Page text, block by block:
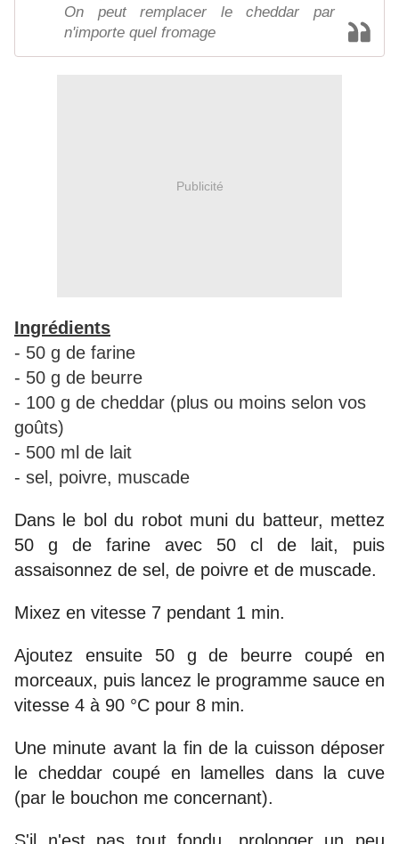
On peut remplacer le cheddar par
n'importe quel fromage
Publicité
Ingrédients
- 50 g de farine
- 50 g de beurre
- 100 g de cheddar (plus ou moins selon vos
goûts)
- 500 ml de lait
- sel, poivre, muscade
Dans le bol du robot muni du batteur, mettez
50 g de farine avec 50 cl de lait, puis
assaisonnez de sel, de poivre et de muscade.
Mixez en vitesse 7 pendant 1 min.
Ajoutez ensuite 50 g de beurre coupé en
morceaux, puis lancez le programme sauce en
vitesse 4 à 90 °C pour 8 min.
Une minute avant la fin de la cuisson déposer
le cheddar coupé en lamelles dans la cuve
(par le bouchon me concernant).